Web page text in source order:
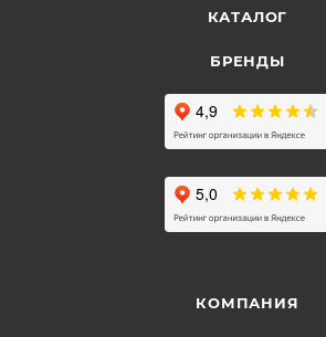
КАТАЛОГ
БРЕНДЫ
КОМПАНИЯ